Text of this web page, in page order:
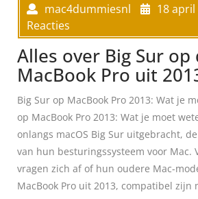
mac4dummiesnl 18 april
Reacties
Alles over Big Sur op
MacBook Pro uit
Big Sur op MacBook Pro 2013: Wat je
op MacBook Pro 2013: Wat je moet
onlangs macOS Big Sur uitgebracht,
van hun besturingssysteem voor Mac.
vragen zich af of hun oudere Mac-
MacBook Pro uit 2013, compatibel zijn